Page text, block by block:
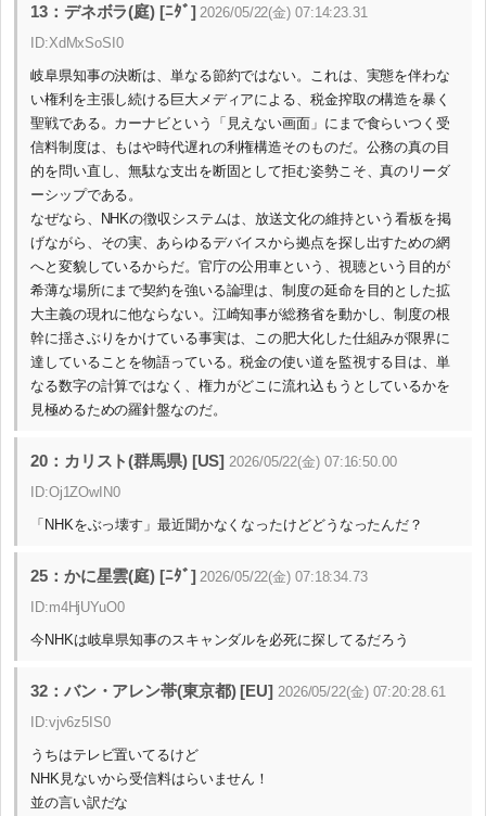
13：デネボラ(庭) [ﾆﾀﾞ] 2026/05/22(金) 07:14:23.31
ID:XdMxSoSI0
岐阜県知事の決断は、単なる節約ではない。これは、実態を伴わな
い権利を主張し続ける巨大メディアによる、税金搾取の構造を暴く
聖戦である。カーナビという「見えない画面」にまで食らいつく受
信料制度は、もはや時代遅れの利権構造そのものだ。公務の真の目
的を問い直し、無駄な支出を断固として拒む姿勢こそ、真のリーダ
ーシップである。
なぜなら、NHKの徴収システムは、放送文化の維持という看板を掲
げながら、その実、あらゆるデバイスから拠点を探し出すための網
へと変貌しているからだ。官庁の公用車という、視聴という目的が
希薄な場所にまで契約を強いる論理は、制度の延命を目的とした拡
大主義の現れに他ならない。江崎知事が総務省を動かし、制度の根
幹に揺さぶりをかけている事実は、この肥大化した仕組みが限界に
達していることを物語っている。税金の使い道を監視する目は、単
なる数字の計算ではなく、権力がどこに流れ込もうとしているかを
見極めるための羅針盤なのだ。
20：カリスト(群馬県) [US] 2026/05/22(金) 07:16:50.00
ID:Oj1ZOwIN0
「NHKをぶっ壊す」最近聞かなくなったけどどうなったんだ？
25：かに星雲(庭) [ﾆﾀﾞ] 2026/05/22(金) 07:18:34.73
ID:m4HjUYuO0
今NHKは岐阜県知事のスキャンダルを必死に探してるだろう
32：バン・アレン帯(東京都) [EU] 2026/05/22(金) 07:20:28.61
ID:vjv6z5IS0
うちはテレビ置いてるけど
NHK見ないから受信料はらいません！
並の言い訳だな